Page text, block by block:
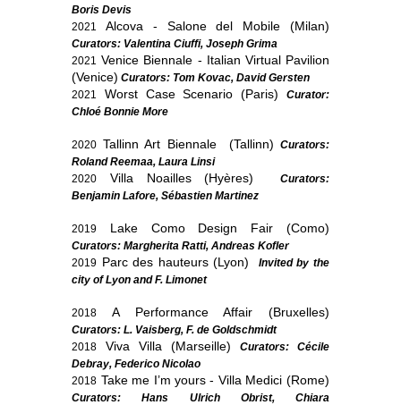
Boris Devis
2021
Alcova - Salone del Mobile (Milan)
Curators: Valentina Ciuffi, Joseph Grima
2021 Venice Biennale - Italian Virtual Pavilion
(Venice) Curators: Tom Kovac, David Gersten
2021
Worst Case Scenario (Paris) Curator:
Chloé Bonnie More
2020 Tallinn Art Biennale (Tallinn) Curators:
Roland Reemaa, Laura Linsi
2020 Villa Noailles (Hyères)
Curators:
Benjamin Lafore, Sébastien Martinez
2019 Lake Como Design Fair (Como)
Curators: Margherita Ratti, Andreas Kofler
2019 Parc des hauteurs (Lyon)
Invited by the
city of Lyon and F. Limonet
2018 A Performance Affair (Bruxelles)
Curators: L. Vaisberg, F. de Goldschmidt
2018 Viva Villa (Marseille) Curators: Cécile
Debray, Federico Nicolao
2018 Take me I’m yours - Villa Medici (Rome)
Curators: Hans Ulrich Obrist, Chiara